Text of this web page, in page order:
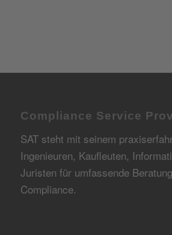
Compliance Service
SAT steht mit seinem
Ingenieuren, Kaufleuten,
Juristen für umfassende
Compliance.